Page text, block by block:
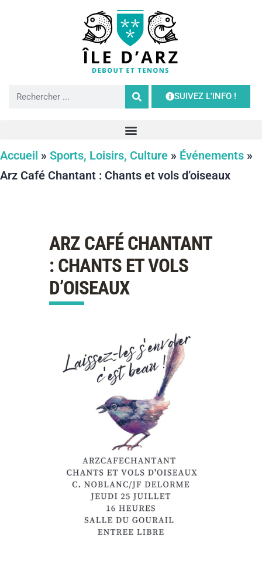
SUIVEZ L'INFO !
Accueil » Sports, Loisirs, Culture » Événements »
Arz Café Chantant : Chants et vols d’oiseaux
ARZ CAFÉ CHANTANT
: CHANTS ET VOLS
D’OISEAUX